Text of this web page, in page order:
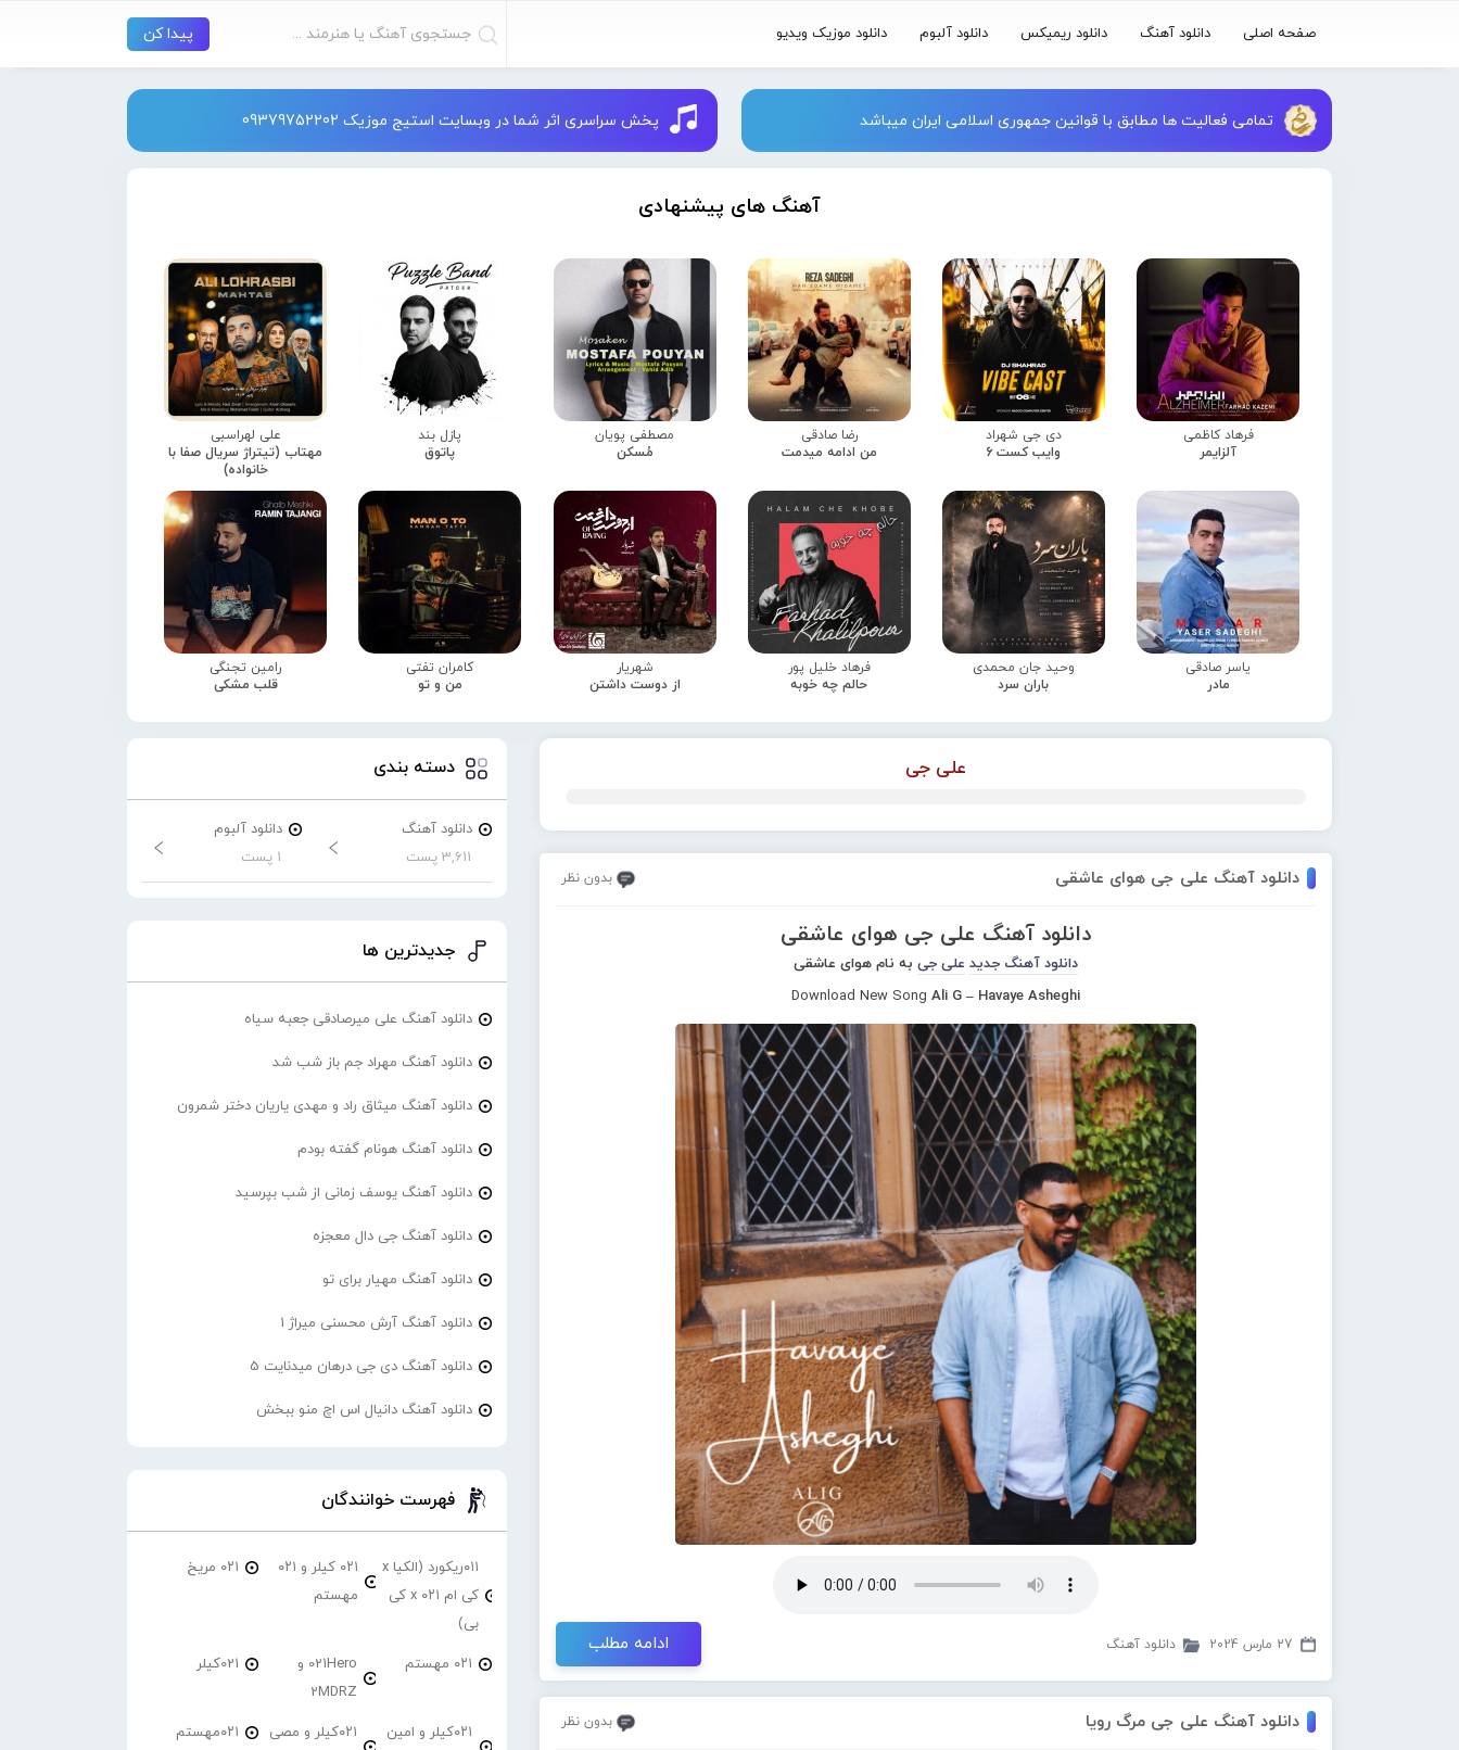
صفحه اصلی دانلود آهنگ دانلود ریمیکس دانلود آلبوم دانلود موزیک ویدیو
تمامی فعالیت ها مطابق با قوانین جمهوری اسلامی ایران میباشد پخش سراسری اثر شما در وبسایت استیج موزیک 09379752202
آهنگ های پیشنهادی
فرهاد کاظمی
آلزایمر
دی جی شهراد
وایب کست 6
رضا صادقی
من ادامه میدمت
مصطفی پویان
مُسکن
پازل بند
پاتوق
علی لهراسبی
مهتاب (تیتراژ سریال صفا با
خانواده)
یاسر صادقی
مادر
وحید جان محمدی
باران سرد
فرهاد خلیل پور
حالم چه خوبه
شهریار
از دوست داشتن
کامران تفتی
من و تو
رامین تجنگی
قلب مشکی
علی جی
دانلود آهنگ علی جی هوای عاشقی بدون نظر
دانلود آهنگ علی جی هوای عاشقی
دانلود آهنگ جدید علی جی به نام هوای عاشقی
Download New Song Ali G – Havaye Asheghi
27 مارس 2024 دانلود آهنگ ادامه مطلب
دانلود آهنگ علی جی مرگ رویا بدون نظر
دسته بندی
دانلود آهنگ
3,611 پست
دانلود آلبوم
1 پست
جدیدترین ها
دانلود آهنگ علی میرصادقی جعبه سیاه
دانلود آهنگ مهراد جم باز شب شد
دانلود آهنگ میثاق راد و مهدی یاریان دختر شمرون
دانلود آهنگ هونام گفته بودم
دانلود آهنگ یوسف زمانی از شب بپرسید
دانلود آهنگ جی دال معجزه
دانلود آهنگ مهیار برای تو
دانلود آهنگ آرش محسنی میراژ 1
دانلود آهنگ دی جی درهان میدنایت 5
دانلود آهنگ دانیال اس اچ منو ببخش
فهرست خوانندگان
۰۱۱ریکورد (الکیا x
کی ام ۰۲۱ x کی
بی)
۰۲۱ کیلر و ۰۲۱
مهستم
۰۲۱ مریخ
۰۲۱ مهستم
021Hero و
2MDRZ
021کیلر
۰۲۱کیلر و امین
۰۲۱کیلر و مصی
۰۲۱مهستم